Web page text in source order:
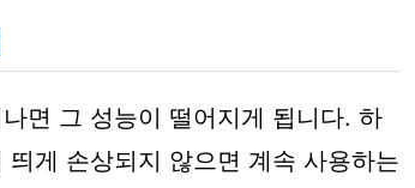
면 그 성능이 떨어지게 됩니다. 하
게 손상되지 않으면 계속 사용하는